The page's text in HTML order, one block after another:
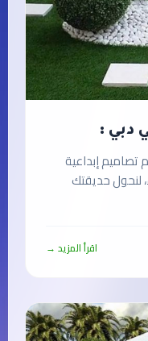
دبي :
إبداعية
لنحول حديقتك
اقرأ المزيد →